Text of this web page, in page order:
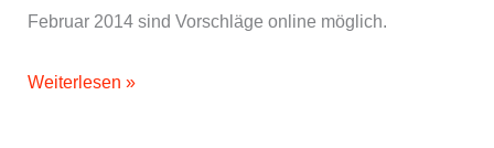
Februar 2014 sind Vorschläge online möglich.
Vorschläge
Weiterlesen »